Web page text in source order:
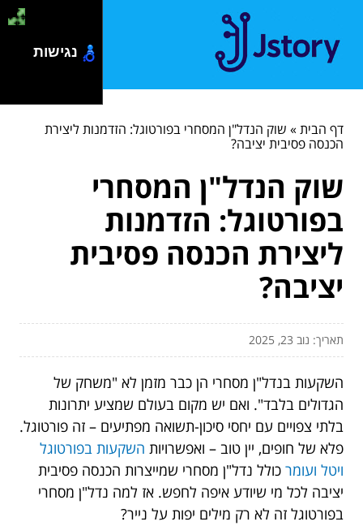
דף הבית» שוק הנדל"ן המסחרי בפורטוגל: הזדמנות ליצירת
הכנסה פסיבית יציבה?
שוק הנדל"ן המסחרי
בפורטוגל: הזדמנות
ליצירת הכנסה פסיבית
יציבה?
תאריך: נוב 23, 2025
השקעות בנדל"ן מסחרי הן כבר מזמן לא "משחק של
הגדולים בלבד". ואם יש מקום בעולם שמציע יתרונות
בלתי צפויים עם יחסי סיכון-תשואה מפתיעים – זה פורטוגל.
פלא של חופים, יין טוב – ואפשרויות השקעות בפורטוגל
ויטל ועומר כולל נדל"ן מסחרי שמייצרות הכנסה פסיבית
יציבה לכל מי שיודע איפה לחפש. אז למה נדל"ן מסחרי
בפורטוגל זה לא רק מילים יפות על נייר?
נגישות